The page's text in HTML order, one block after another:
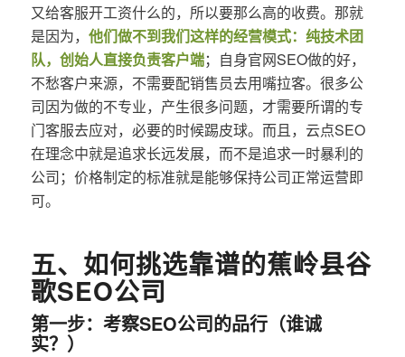
又给客服开工资什么的，所以要那么高的收费。那就
是因为， 他们做不到我们这样的经营模式：纯技术团
队，创始人直接负责客户端；自身官网SEO做的好，
不愁客户来源，不需要配销售员去用嘴拉客。很多公
司因为做的不专业，产生很多问题，才需要所谓的专
门客服去应对，必要的时候踢皮球。而且，云点SEO
在理念中就是追求长远发展，而不是追求一时暴利的
公司；价格制定的标准就是能够保持公司正常运营即
可。
五、如何挑选靠谱的蕉岭县谷
歌SEO公司
第一步：考察SEO公司的品行（谁诚
实？）